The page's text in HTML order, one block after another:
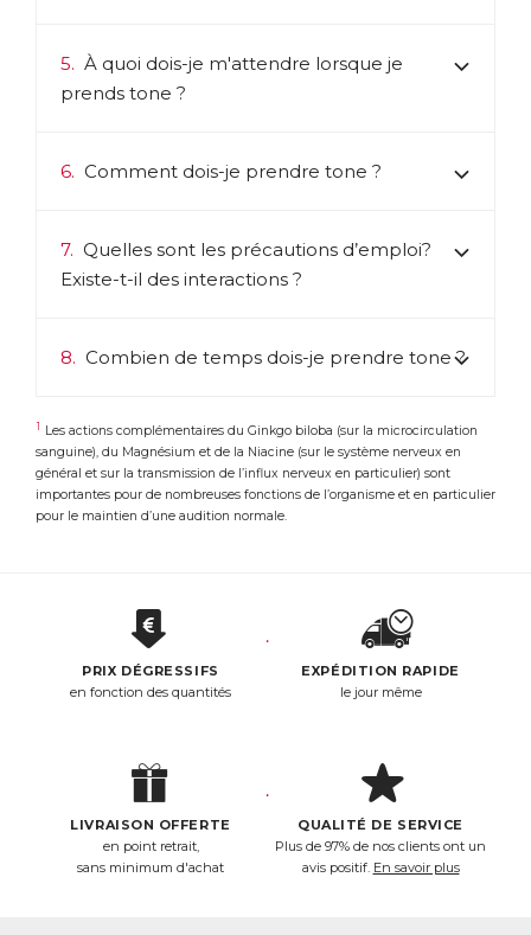
5. À quoi dois-je m'attendre lorsque je
prends tone ?
6. Comment dois-je prendre tone ?
7. Quelles sont les précautions d’emploi?
Existe-t-il des interactions ?
8. Combien de temps dois-je prendre tone ?
1
Les actions complémentaires du Ginkgo biloba (sur la microcirculation
sanguine), du Magnésium et de la Niacine (sur le système nerveux en
général et sur la transmission de l’influx nerveux en particulier) sont
importantes pour de nombreuses fonctions de l’organisme et en particulier
pour le maintien d’une audition normale.
PRIX DÉGRESSIFS
en fonction des quantités
EXPÉDITION RAPIDE
le jour même
LIVRAISON OFFERTE
en point retrait,
sans minimum d'achat
QUALITÉ DE SERVICE
Plus de 97% de nos clients ont un
avis positif. En savoir plus